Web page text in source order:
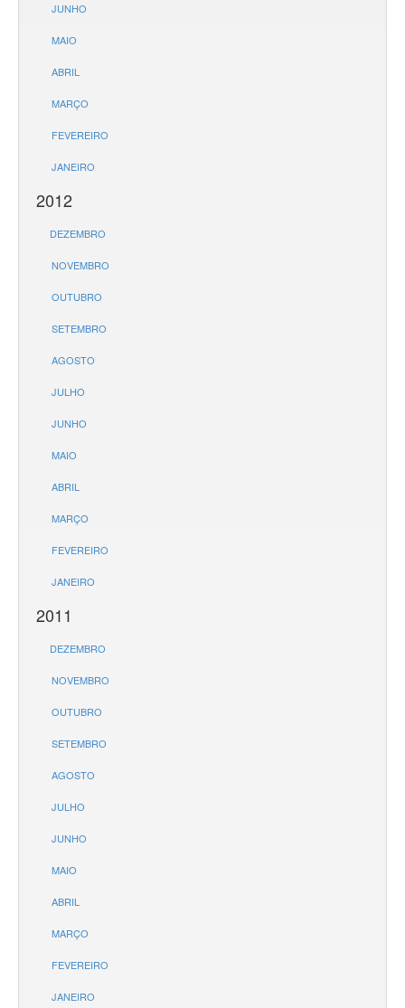
JUNHO
MAIO
ABRIL
MARÇO
FEVEREIRO
JANEIRO
2012
DEZEMBRO
NOVEMBRO
OUTUBRO
SETEMBRO
AGOSTO
JULHO
JUNHO
MAIO
ABRIL
MARÇO
FEVEREIRO
JANEIRO
2011
DEZEMBRO
NOVEMBRO
OUTUBRO
SETEMBRO
AGOSTO
JULHO
JUNHO
MAIO
ABRIL
MARÇO
FEVEREIRO
JANEIRO